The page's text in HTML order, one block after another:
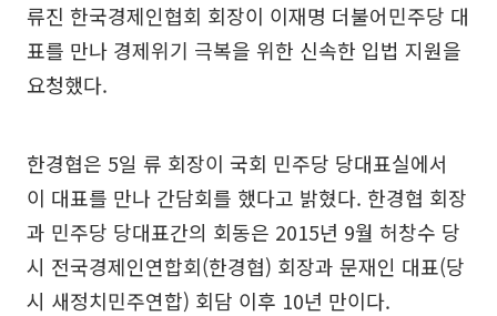
류진 한국경제인협회 회장이 이재명 더불어민주당 대
표를 만나 경제위기 극복을 위한 신속한 입법 지원을
요청했다.
한경협은 5일 류 회장이 국회 민주당 당대표실에서
이 대표를 만나 간담회를 했다고 밝혔다. 한경협 회장
과 민주당 당대표간의 회동은 2015년 9월 허창수 당
시 전국경제인연합회(한경협) 회장과 문재인 대표(당
시 새정치민주연합) 회담 이후 10년 만이다.